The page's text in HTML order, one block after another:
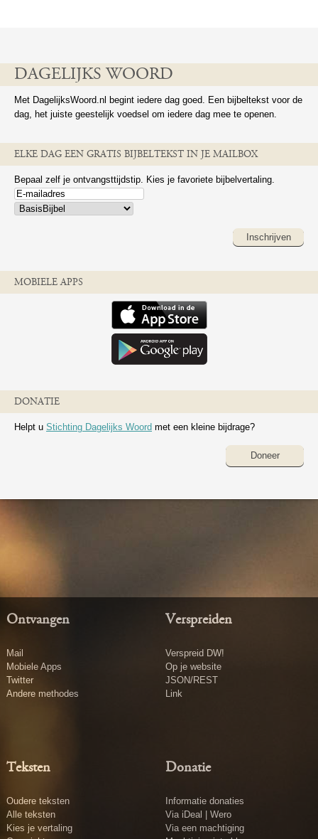
DAGELIJKS WOORD
Met DagelijksWoord.nl begint iedere dag goed. Een bijbeltekst voor de
dag, het juiste geestelijk voedsel om iedere dag mee te openen.
ELKE DAG EEN GRATIS BIJBELTEKST IN JE MAILBOX
Bepaal zelf je ontvangsttijdstip. Kies je favoriete bijbelvertaling.
Inschrijven
MOBIELE APPS
DONATIE
Helpt u Stichting Dagelijks Woord met een kleine bijdrage?
Doneer
Ontvangen
Mail
Mobiele Apps
Twitter
Andere methodes
Verspreiden
Verspreid DW!
Op je website
JSON/REST
Link
Teksten
Oudere teksten
Alle teksten
Kies je vertaling
Donatie
Informatie donaties
Via iDeal | Wero
Via een machtiging